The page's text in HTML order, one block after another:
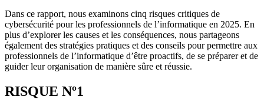
Dans ce rapport, nous examinons cinq risques critiques de
cybersécurité pour les professionnels de l’informatique en 2025. En
plus d’explorer les causes et les conséquences, nous partageons
également des stratégies pratiques et des conseils pour permettre aux
professionnels de l’informatique d’être proactifs, de se préparer et de
guider leur organisation de manière sûre et réussie.
RISQUE Nº1